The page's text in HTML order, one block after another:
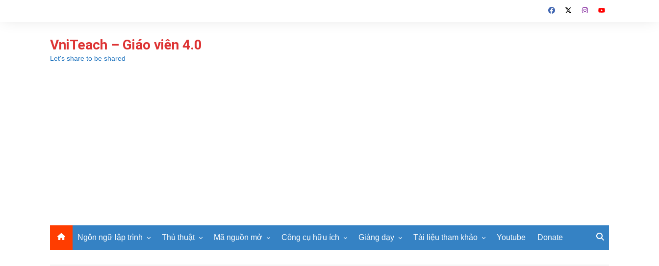
VniTeach – Giáo viên 4.0
Let's share to be shared
Ngôn ngữ lập trình Thủ thuật Mã nguồn mở Công cụ hữu ích Giảng dạy Tài liệu tham khảo Youtube Donate